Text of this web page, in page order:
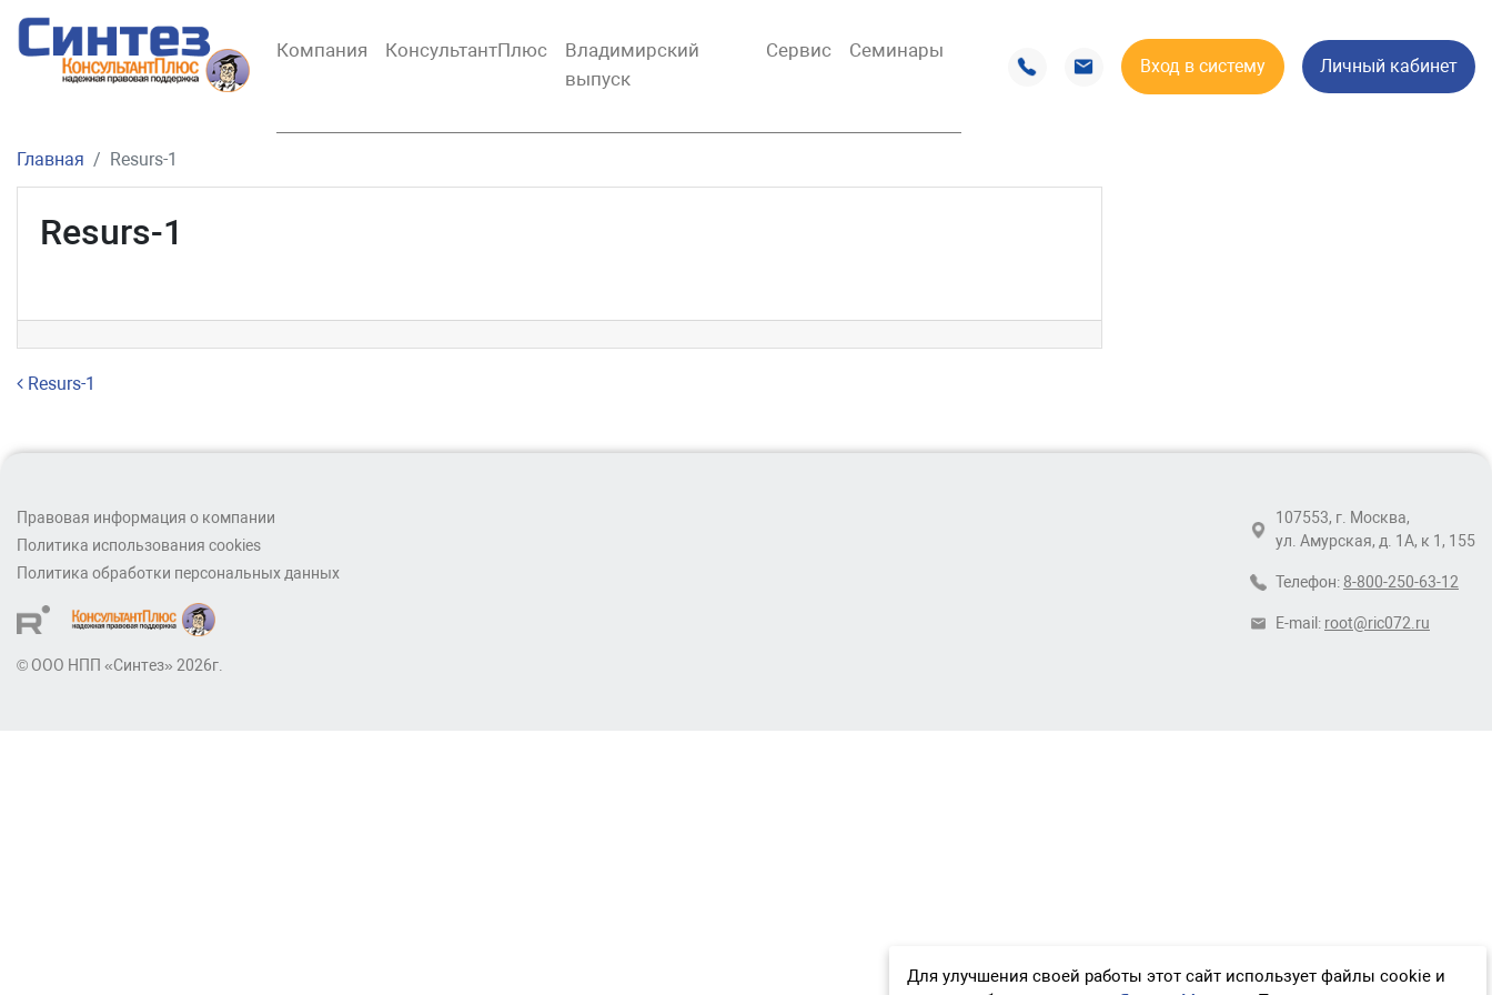
Компания КонсультантПлюс
Владимирский
выпуск
Сервис Семинары
Вход в систему Личный кабинет
Главная Resurs-1
Resurs-1
Навигация по записям
Resurs-1
Правовая информация о компании
Политика использования cookies
Политика обработки персональных данных
© ООО НПП «Синтез» 2026г.
107553, г. Москва,
ул. Амурская, д. 1А, к 1, 155
Телефон: 8-800-250-63-12
E-mail: root@ric072.ru
Для улучшения своей работы этот сайт использует файлы cookie и